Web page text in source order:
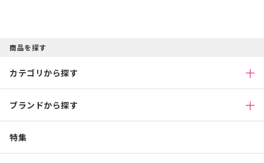
商品を探す
カテゴリから探す
ブランドから探す
特集